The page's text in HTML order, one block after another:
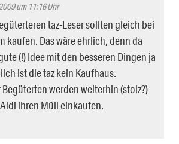
um 11:16 Uhr
taz-Leser sollten gleich bei
kaufen. Das wäre ehrlich, denn da
(!) Idee mit den besseren Dingen ja
ist die taz kein Kaufhaus.
werden weiterhin (stolz?)
ihren Müll einkaufen.